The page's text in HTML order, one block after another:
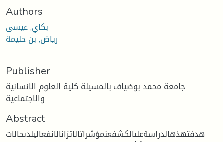
Authors
بكاي, عيسى
رياض, بن حليمة
Publisher
جامعة محمد بوضياف بالمسيلة كلية العلوم الانسانية
والاجتماعية
Abstract
هدفتهذهالدراسةعلىالكشفعنمؤشراتالاتزانالانفعاليلدىحالات